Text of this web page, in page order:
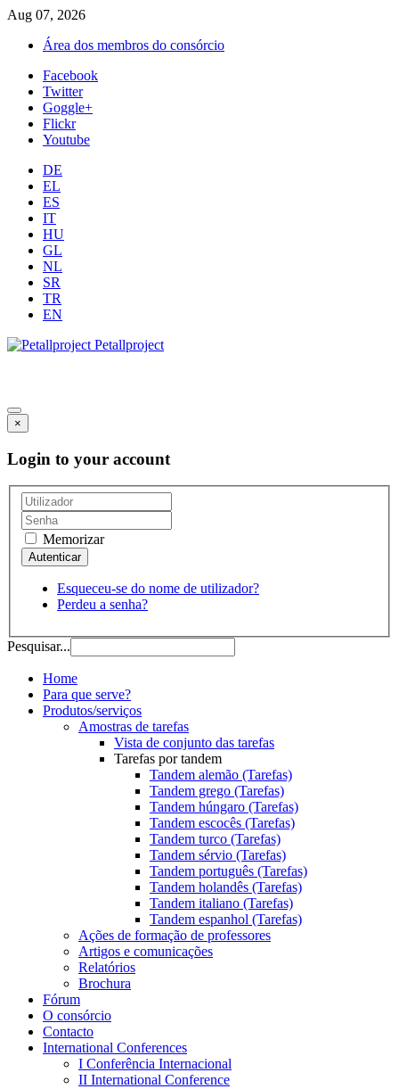
Aug 07, 2026
Área dos membros do consórcio
Facebook
Twitter
Goggle+
Flickr
Youtube
DE
EL
ES
IT
HU
GL
NL
SR
TR
EN
Petallproject
×
Login to your account
Memorizar
Esqueceu-se do nome de utilizador?
Perdeu a senha?
Pesquisar...
Home
Para que serve?
Produtos/serviços
Amostras de tarefas
Vista de conjunto das tarefas
Tarefas por tandem
Tandem alemão (Tarefas)
Tandem grego (Tarefas)
Tandem húngaro (Tarefas)
Tandem escocês (Tarefas)
Tandem turco (Tarefas)
Tandem sérvio (Tarefas)
Tandem português (Tarefas)
Tandem holandês (Tarefas)
Tandem italiano (Tarefas)
Tandem espanhol (Tarefas)
Ações de formação de professores
Artigos e comunicações
Relatórios
Brochura
Fórum
O consórcio
Contacto
International Conferences
I Conferência Internacional
II International Conference